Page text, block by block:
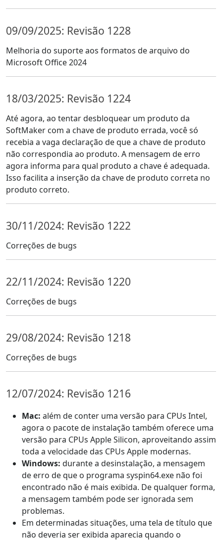
09/09/2025: Revisão 1228
Melhoria do suporte aos formatos de arquivo do
Microsoft Office 2024
18/03/2025: Revisão 1224
Até agora, ao tentar desbloquear um produto da
SoftMaker com a chave de produto errada, você só
recebia a vaga declaração de que a chave de produto
não correspondia ao produto. A mensagem de erro
agora informa para qual produto a chave é adequada.
Isso facilita a inserção da chave de produto correta no
produto correto.
30/11/2024: Revisão 1222
Correções de bugs
22/11/2024: Revisão 1220
Correções de bugs
29/08/2024: Revisão 1218
Correções de bugs
12/07/2024: Revisão 1216
Mac: além de conter uma versão para CPUs Intel,
agora o pacote de instalação também oferece uma
versão para CPUs Apple Silicon, aproveitando assim
toda a velocidade das CPUs Apple modernas.
Windows: durante a desinstalação, a mensagem
de erro de que o programa syspin64.exe não foi
encontrado não é mais exibida. De qualquer forma,
a mensagem também pode ser ignorada sem
problemas.
Em determinadas situações, uma tela de título que
não deveria ser exibida aparecia quando o